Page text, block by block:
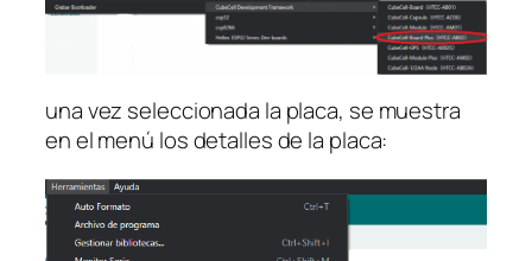
una vez seleccionada la placa, se muestra
en el menú los detalles de la placa: